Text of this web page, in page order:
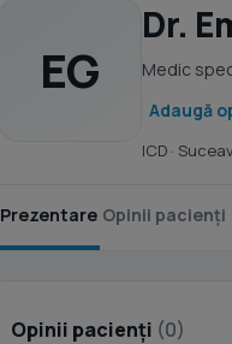
EG
Dr.
Medic
Adaugă
ICD ·
Prezentare Opinii pacienți
Opinii pacienți (0)